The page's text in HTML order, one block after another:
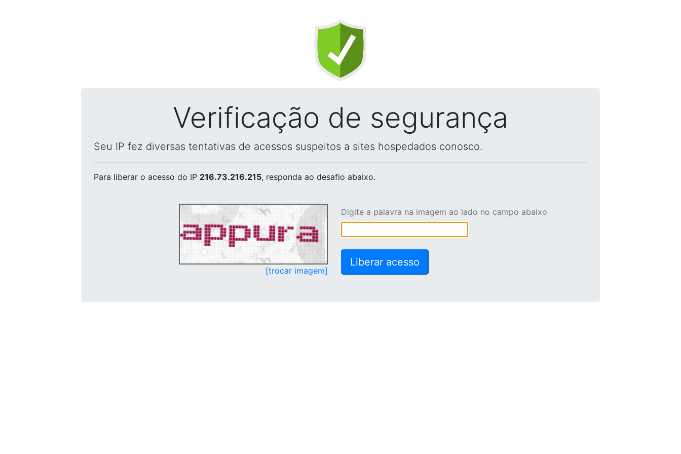
Verificação de segurança
Seu IP fez diversas tentativas de acessos suspeitos a sites hospedados conosco.
Para liberar o acesso do IP 216.73.216.215, responda ao desafio abaixo.
[trocar imagem]
Digite a palavra na imagem ao lado no campo abaixo